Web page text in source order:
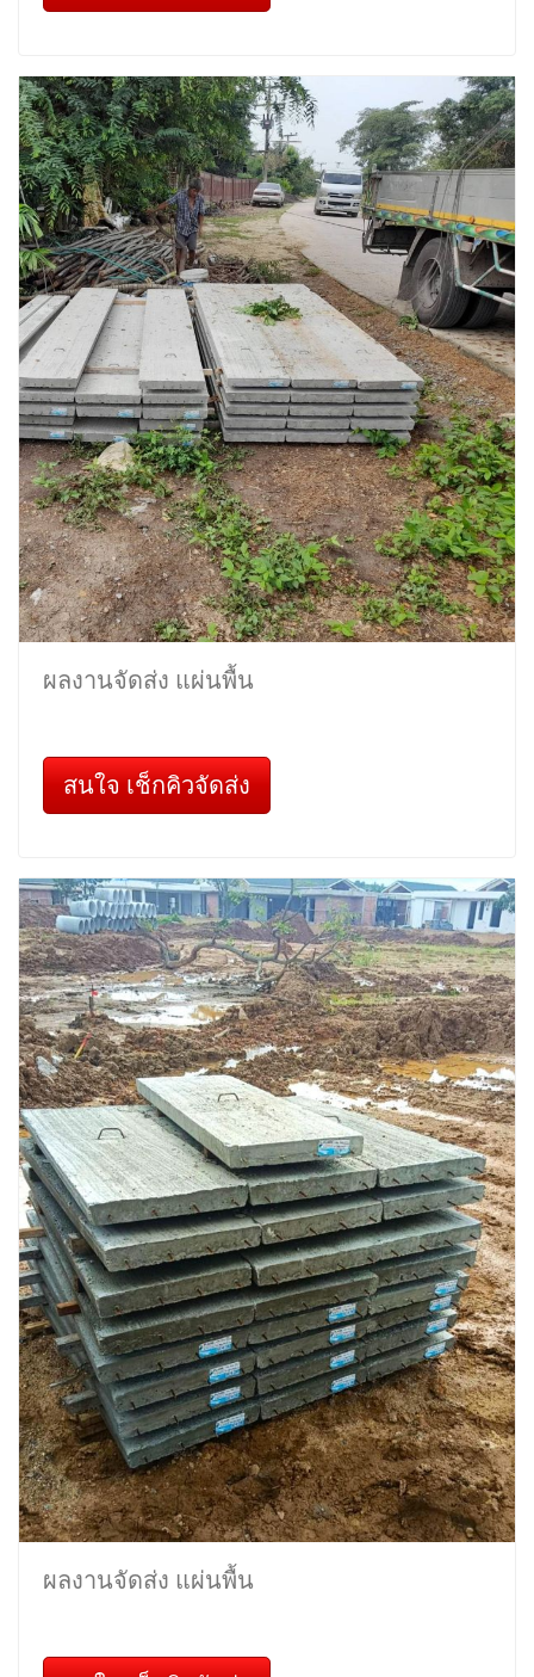
ผลงานจัดส่ง แผ่นพื้น
สนใจ เช็กคิวจัดส่ง
ผลงานจัดส่ง แผ่นพื้น